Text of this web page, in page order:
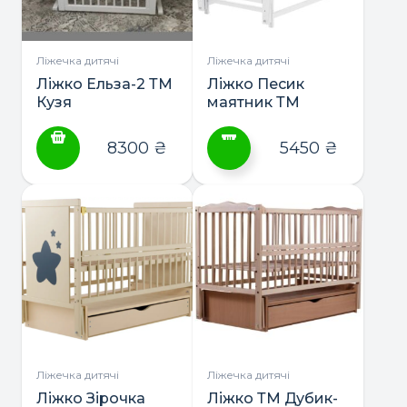
вибрати
на
сторінці
товару
вибрати
сторінці
товару
Ліжечка дитячі
Ліжко Ельза-2 ТМ
Кузя
8300 ₴
Ліжечка дитячі
Ліжко Песик
маятник ТМ
товар
варіантів.
Параметри
вибрати
сторінці
товару
5450 ₴
Ліжечка дитячі
Ліжко Зірочка
Ліжечка дитячі
Ліжко ТМ Дубик-